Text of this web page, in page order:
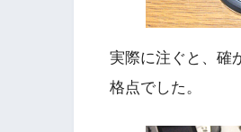
実際に注ぐと、確
格点でした。